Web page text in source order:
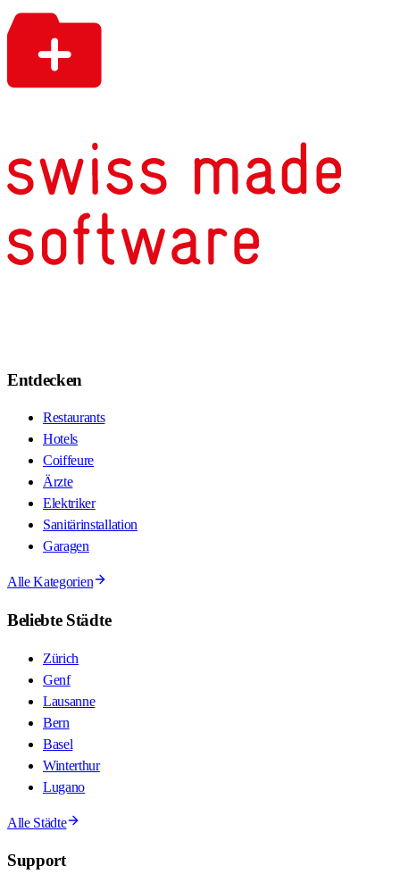
Entdecken
Restaurants
Hotels
Coiffeure
Ärzte
Elektriker
Sanitärinstallation
Garagen
Alle Kategorien
Beliebte Städte
Zürich
Genf
Lausanne
Bern
Basel
Winterthur
Lugano
Alle Städte
Support